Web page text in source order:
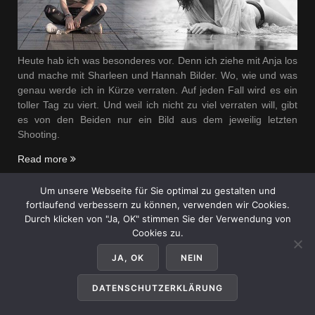
Heute hab ich was besonderes vor. Denn ich ziehe mit Anja los
und mache mit Sharleen und Hannah Bilder. Wo, wie und was
genau werde ich in Kürze verraten. Auf jeden Fall wird es ein
toller Tag zu viert. Und weil ich nicht zu viel verraten will, gibt
es von den Beiden nur ein Bild aus dem jeweilig letzten
Shooting.
Read more „Das
doppelte
Lottchen“
CATEGORIES:SHOWROOM TAGS:BRÜCKE ,DOPPEL,DUO,
SHOOTING, SONNTAG,TEAMKLIMAPIC ,WASSER
Um unsere Webseite für Sie optimal zu gestalten und
fortlaufend verbessern zu können, verwenden wir Cookies.
Durch klicken von "Ja, OK" stimmen Sie der Verwendung von
Cookies zu.
JA, OK NEIN
DATENSCHUTZERKLÄRUNG